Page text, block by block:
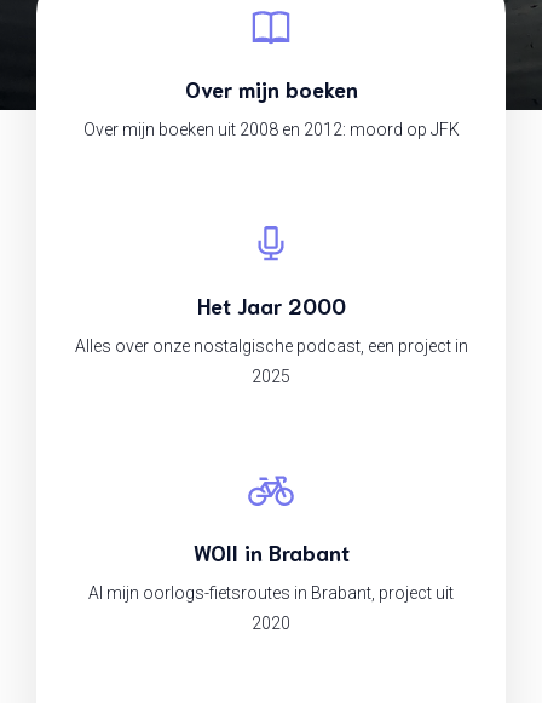
Over mijn boeken
Over mijn boeken uit 2008 en 2012: moord op JFK
Het Jaar 2000
Alles over onze nostalgische podcast, een project in
2025
WOII in Brabant
Al mijn oorlogs-fietsroutes in Brabant, project uit
2020